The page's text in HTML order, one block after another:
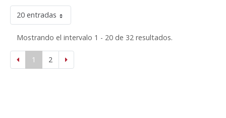
20 entradas
Mostrando el intervalo 1 - 20 de 32 resultados.
1 2